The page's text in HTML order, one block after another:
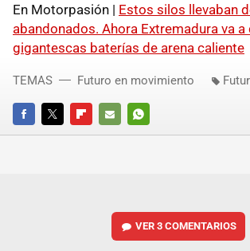
En Motorpasión | Estos silos llevaban
abandonados. Ahora Extremadura va
gigantescas baterías de arena caliente
FACEBOOKTWITTERFLIPBOARD
E-
WHATSAPP
TEMAS Futuro en movimiento
VER3 COMENTARIOS